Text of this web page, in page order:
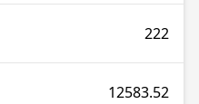
222
12583.52